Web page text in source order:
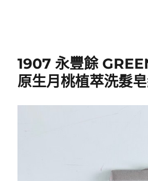
1907 永豐餘
原生月桃植萃洗髮